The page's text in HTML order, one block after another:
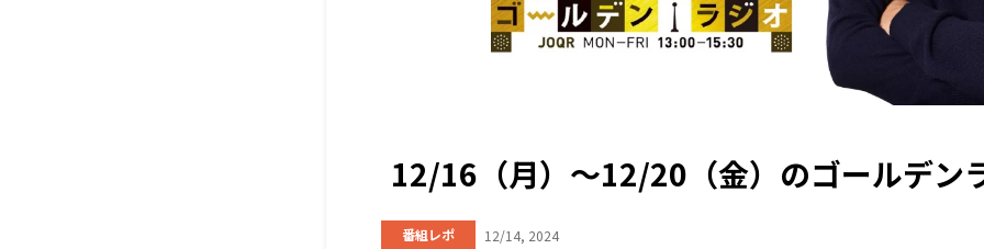
12/16（月）～12/20（金）のゴールデン
番組レポ 12/14, 2024